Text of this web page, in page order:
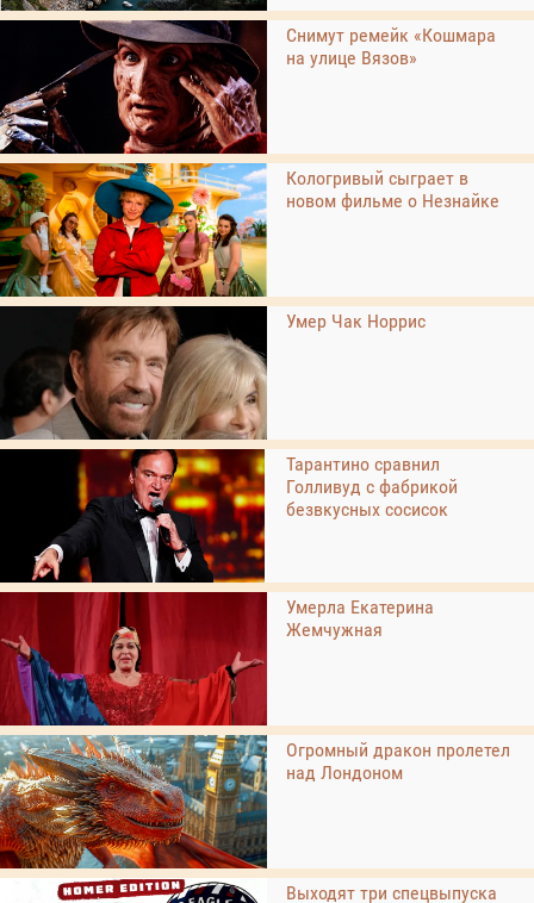
Снимут ремейк «Кошмара
на улице Вязов»
Кологривый сыграет в
новом фильме о Незнайке
Умер Чак Норрис
Тарантино сравнил
Голливуд с фабрикой
безвкусных сосисок
Умерла Екатерина
Жемчужная
Огромный дракон пролетел
над Лондоном
Выходят три спецвыпуска